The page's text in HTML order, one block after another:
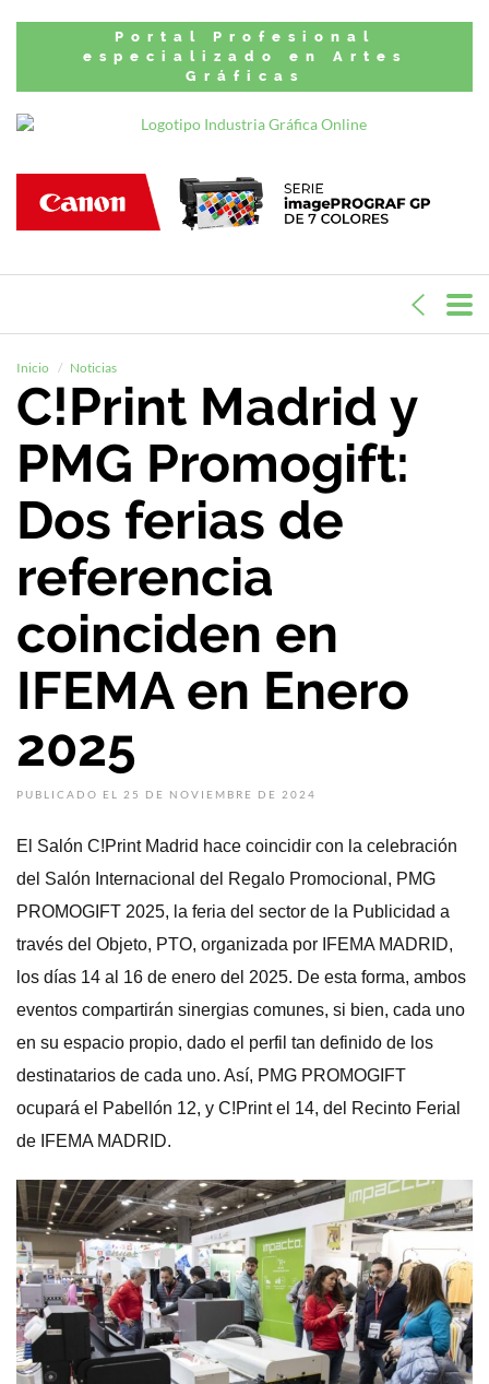
Portal Profesional
especializado en Artes
Gráficas
Inicio Noticias
C!Print Madrid y
PMG Promogift:
Dos ferias de
referencia
coinciden en
IFEMA en Enero
2025
PUBLICADO EL 25 DE NOVIEMBRE DE 2024
El Salón C!Print Madrid hace coincidir con la celebración
del Salón Internacional del Regalo Promocional, PMG
PROMOGIFT 2025, la feria del sector de la Publicidad a
través del Objeto, PTO, organizada por IFEMA MADRID,
los días 14 al 16 de enero del 2025. De esta forma, ambos
eventos compartirán sinergias comunes, si bien, cada uno
en su espacio propio, dado el perfil tan definido de los
destinatarios de cada uno. Así, PMG PROMOGIFT
ocupará el Pabellón 12, y C!Print el 14, del Recinto Ferial
de IFEMA MADRID.